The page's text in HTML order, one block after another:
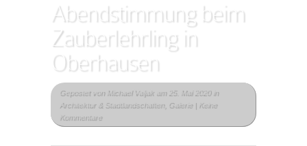
Abendstimmung beim
Zauberlehrling in
Oberhausen
Gepostet von Michael Valjakam 25. Mai 2020 in
Architektur & Stadtlandschaften, Galerie| Keine
Kommentare